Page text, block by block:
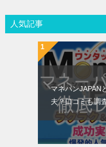
人気記事
マネパンJAPAN
夫？口コミも調